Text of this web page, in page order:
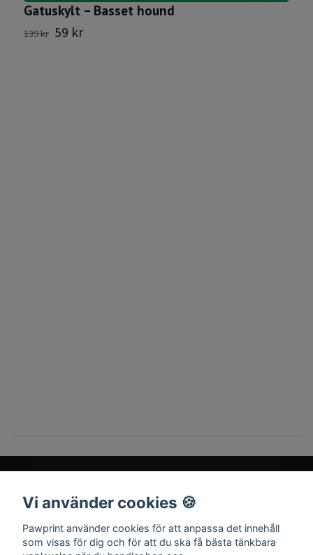
Gatuskylt – Basset hound
139 kr 59 kr
Sociala medier
Vi använder cookies 🍪
Pawprint använder cookies för att anpassa det innehåll
som visas för dig och för att du ska få bästa tänkbara